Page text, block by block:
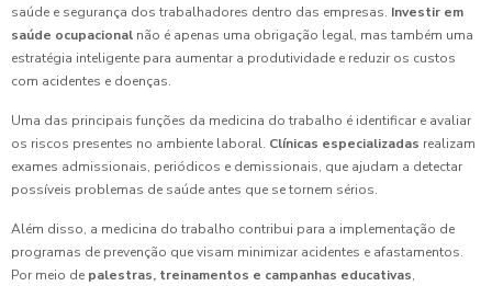
saúde e segurança dos trabalhadores dentro das empresas. Investir em
saúde ocupacional não é apenas uma obrigação legal, mas também uma
estratégia inteligente para aumentar a produtividade e reduzir os custos
com acidentes e doenças.
Uma das principais funções da medicina do trabalho é identificar e avaliar
os riscos presentes no ambiente laboral. Clínicas especializadas realizam
exames admissionais, periódicos e demissionais, que ajudam a detectar
possíveis problemas de saúde antes que se tornem sérios.
Além disso, a medicina do trabalho contribui para a implementação de
programas de prevenção que visam minimizar acidentes e afastamentos.
Por meio de palestras, treinamentos e campanhas educativas,